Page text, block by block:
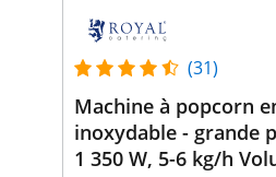
(31)
Machine à popcorn
inoxydable - grande
1 350 W, 5-6 kg/h